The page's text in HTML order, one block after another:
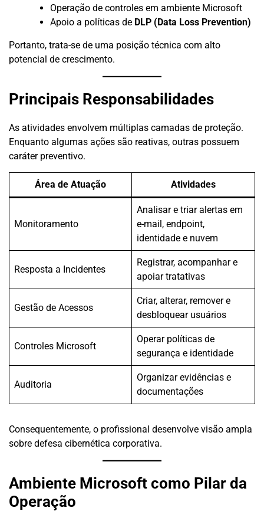
Operação de controles em ambiente Microsoft
Apoio a políticas de DLP (Data Loss Prevention)
Portanto, trata-se de uma posição técnica com alto
potencial de crescimento.
Principais Responsabilidades
As atividades envolvem múltiplas camadas de proteção.
Enquanto algumas ações são reativas, outras possuem
caráter preventivo.
Área de Atuação Atividades
Monitoramento
Analisar e triar alertas em
e-mail, endpoint,
identidade e nuvem
Resposta a Incidentes
Registrar, acompanhar e
apoiar tratativas
Gestão de Acessos
Criar, alterar, remover e
desbloquear usuários
Controles Microsoft
Operar políticas de
segurança e identidade
Auditoria
Organizar evidências e
documentações
Consequentemente, o profissional desenvolve visão ampla
sobre defesa cibernética corporativa.
Ambiente Microsoft como Pilar da
Operação